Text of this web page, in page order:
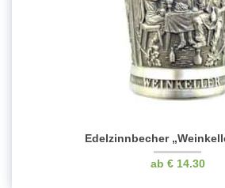
Edelzinnbecher
€14.30